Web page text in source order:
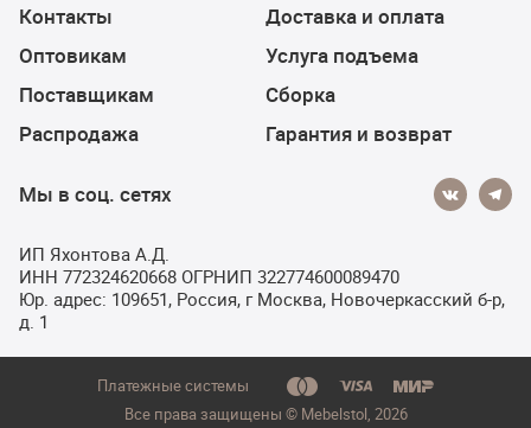
Контакты
Оптовикам
Поставщикам
Распродажа
Доставка и оплата
Услуга подъема
Сборка
Гарантия и возврат
Мы в соц. сетях
ИП Яхонтова А.Д.
ИНН 772324620668 ОГРНИП 322774600089470
Юр. адрес: 109651, Россия, г Москва, Новочеркасский б-р,
д. 1
Платежные системы
Все права защищены © Мebelstol, 2026